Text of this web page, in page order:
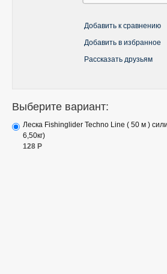
Добавить к сравнению
Добавить в избранное
Рассказать друзьям
Выберите вариант:
Леска Fishinglider Techno Line ( 50 м )
6,50кг)
128 Р